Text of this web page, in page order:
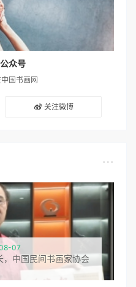
众号
国书画网
关注微博
07
中国民间书画家协会